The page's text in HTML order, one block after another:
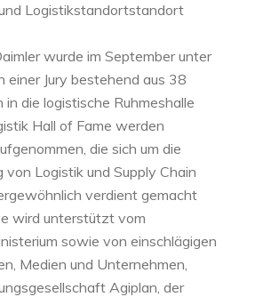
Logistikstandortstandort
wurde im September unter
einer Jury bestehend aus 38
die logistische Ruhmeshalle
Hall of Fame werden
die sich um die
Logistik und Supply Chain
verdient gemacht
wird unterstützt vom
sowie von einschlägigen
Medien und Unternehmen,
Agiplan, der